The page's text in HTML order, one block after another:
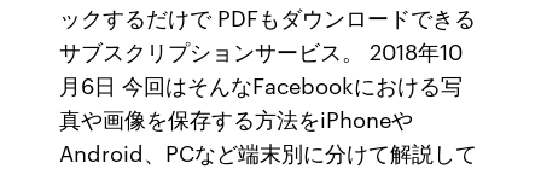
ックするだけで PDFもダウンロードできる
サブスクリプションサービス。 2018年10
月6日 今回はそんなFacebookにおける写
真や画像を保存する方法をiPhoneや
Android、PCなど端末別に分けて解説して